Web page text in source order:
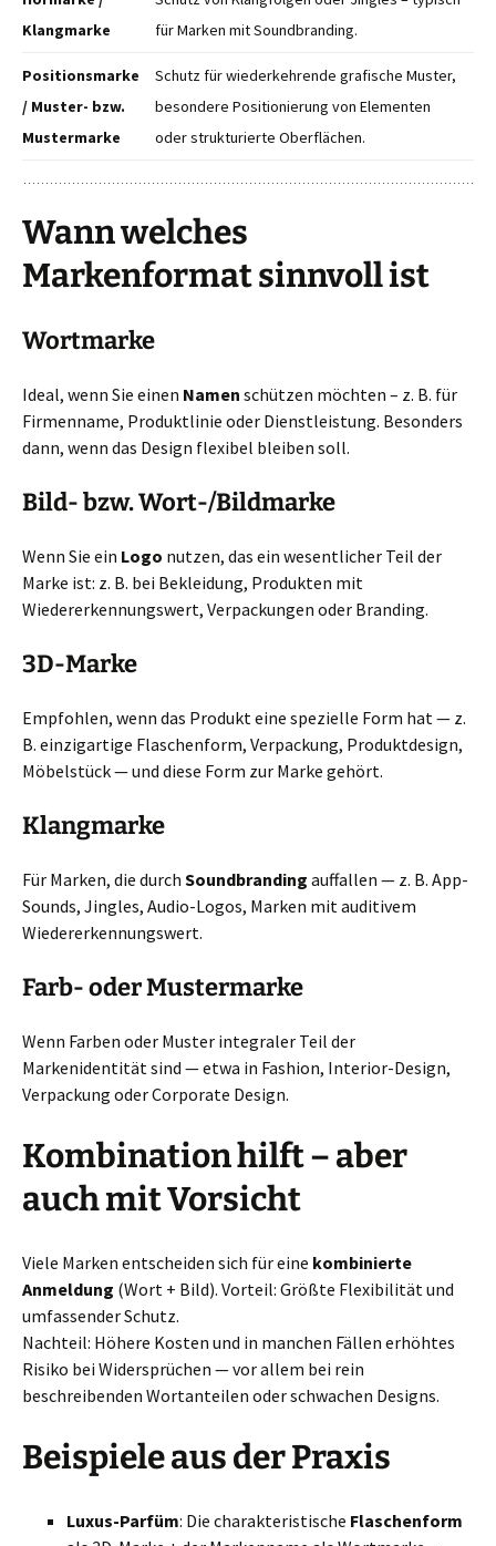
Klangmarke
für Marken mit Soundbranding.
Positionsmarke
/ Muster- bzw.
Mustermarke
Schutz für wiederkehrende grafische Muster,
besondere Positionierung von Elementen
oder strukturierte Oberflächen.
Wann welches
Markenformat sinnvoll ist
Wortmarke
Ideal, wenn Sie einen Namen schützen möchten – z. B. für
Firmenname, Produktlinie oder Dienstleistung. Besonders
dann, wenn das Design flexibel bleiben soll.
Bild- bzw. Wort-/Bildmarke
Wenn Sie ein Logo nutzen, das ein wesentlicher Teil der
Marke ist: z. B. bei Bekleidung, Produkten mit
Wiedererkennungswert, Verpackungen oder Branding.
3D-Marke
Empfohlen, wenn das Produkt eine spezielle Form hat — z.
B. einzigartige Flaschenform, Verpackung, Produktdesign,
Möbelstück — und diese Form zur Marke gehört.
Klangmarke
Für Marken, die durch Soundbranding auffallen — z. B. App-
Sounds, Jingles, Audio-Logos, Marken mit auditivem
Wiedererkennungswert.
Farb- oder Mustermarke
Wenn Farben oder Muster integraler Teil der
Markenidentität sind — etwa in Fashion, Interior-Design,
Verpackung oder Corporate Design.
Kombination hilft – aber
auch mit Vorsicht
Viele Marken entscheiden sich für eine kombinierte
Anmeldung (Wort + Bild). Vorteil: Größte Flexibilität und
umfassender Schutz.
Nachteil: Höhere Kosten und in manchen Fällen erhöhtes
Risiko bei Widersprüchen — vor allem bei rein
beschreibenden Wortanteilen oder schwachen Designs.
Beispiele aus der Praxis
Luxus-Parfüm: Die charakteristische Flaschenform